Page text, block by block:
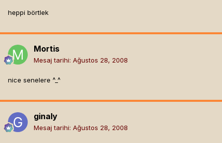
heppi börtlek
Mortis
Mesaj tarihi: Ağustos 28, 2008
nice senelere ^_^
ginaly
Mesaj tarihi: Ağustos 28, 2008